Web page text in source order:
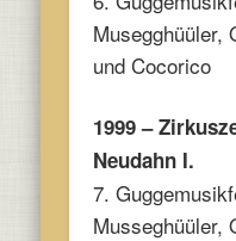
Musegghüüler,
und Cocorico
1999 –
Neudahn I.
7.
Musseghüüler,